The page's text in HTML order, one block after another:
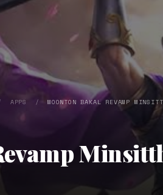
APPS /MOONTON BAKAL REVAMP